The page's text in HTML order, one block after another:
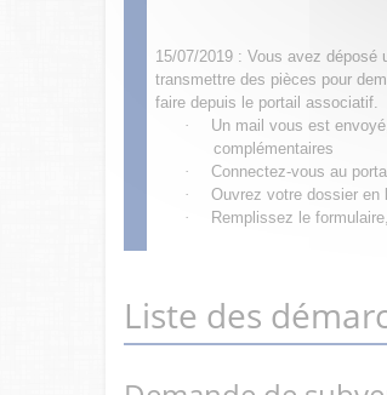
15/07/2019 : Vous avez déposé
transmettre des pièces pour
faire depuis le portail associatif.
·
Un mail vous est
complémentaires
·
Connectez-vous au
·
Ouvrez votre dossier en
·
Remplissez le
Liste des